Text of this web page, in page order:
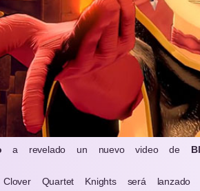
a revelado un nuevo video de
Quartet Knights será